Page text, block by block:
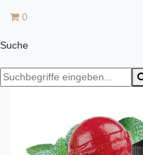
0
Suche